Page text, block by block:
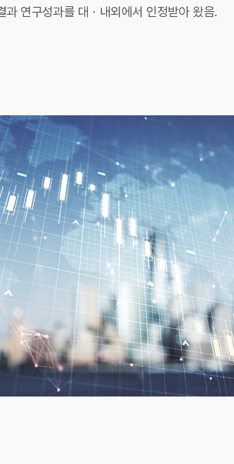
과 연구성과를 대ㆍ내외에서 인정받아 왔음.